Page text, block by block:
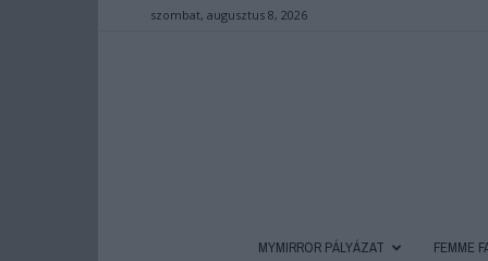
szombat, augusztus 8, 2026
MYMIRROR PÁLYÁZAT FEMME